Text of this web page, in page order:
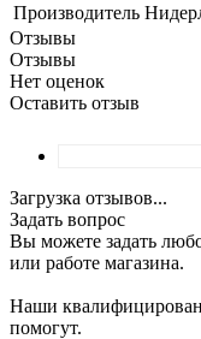
Производитель
Отзывы
Отзывы
Нет оценок
Оставить отзыв
Загрузка отзывов...
Задать вопрос
Вы можете задать
или работе магазина.
Наши
помогут.